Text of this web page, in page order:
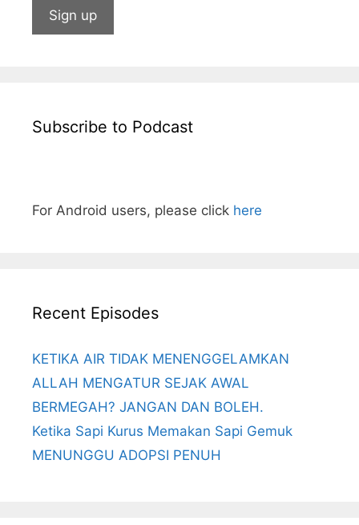
Subscribe to Podcast
For Android users, please click here
Recent Episodes
KETIKA AIR TIDAK MENENGGELAMKAN
ALLAH MENGATUR SEJAK AWAL
BERMEGAH? JANGAN DAN BOLEH.
Ketika Sapi Kurus Memakan Sapi Gemuk
MENUNGGU ADOPSI PENUH